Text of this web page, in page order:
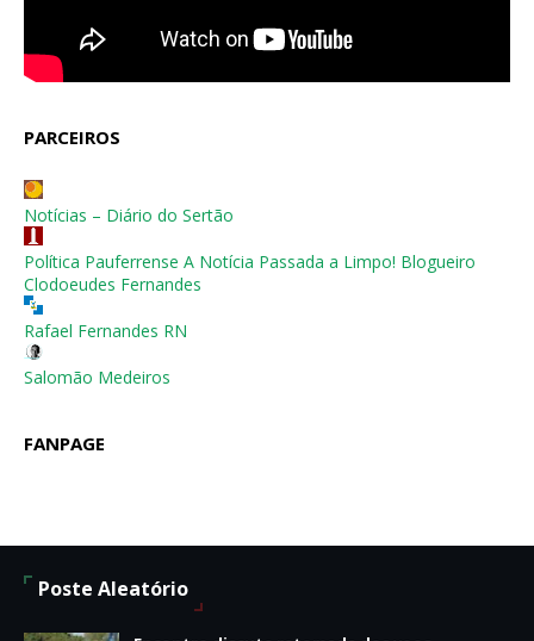
PARCEIROS
Notícias – Diário do Sertão
Política Pauferrense A Notícia Passada a Limpo! Blogueiro
Clodoeudes Fernandes
Rafael Fernandes RN
Salomão Medeiros
FANPAGE
Poste Aleatório